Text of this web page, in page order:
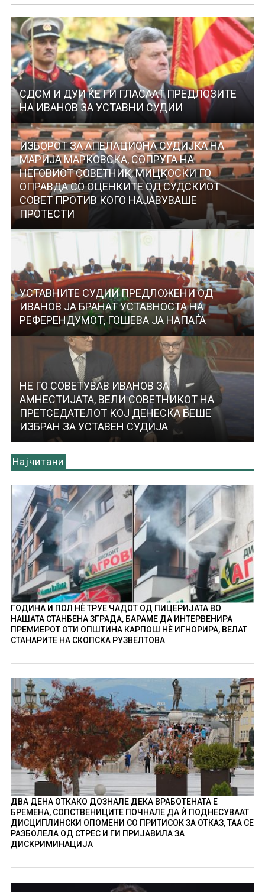
СДСМ И ДУИ ЌЕ ГИ ГЛАСААТ ПРЕДЛОЗИТЕ
НА ИВАНОВ ЗА УСТАВНИ СУДИИ
ИЗБОРОТ ЗА АПЕЛАЦИОНА СУДИЈКА НА
МАРИЈА МАРКОВСКА, СОПРУГА НА
НЕГОВИОТ СОВЕТНИК, МИЦКОСКИ ГО
ОПРАВДА СО ОЦЕНКИТЕ ОД СУДСКИОТ
СОВЕТ ПРОТИВ КОГО НАЈАВУВАШЕ
ПРОТЕСТИ
УСТАВНИТЕ СУДИИ ПРЕДЛОЖЕНИ ОД
ИВАНОВ ЈА БРАНАТ УСТАВНОСТА НА
РЕФЕРЕНДУМОТ, ГОШЕВА ЈА НАПАЃА
НЕ ГО СОВЕТУВАВ ИВАНОВ ЗА
АМНЕСТИЈАТА, ВЕЛИ СОВЕТНИКОТ НА
ПРЕТСЕДАТЕЛОТ КОЈ ДЕНЕСКА БЕШЕ
ИЗБРАН ЗА УСТАВЕН СУДИЈА
Најчитани
ГОДИНА И ПОЛ НÈ ТРУЕ ЧАДОТ ОД ПИЦЕРИЈАТА ВО
НАШАТА СТАНБЕНА ЗГРАДА, БАРАМЕ ДА ИНТЕРВЕНИРА
ПРЕМИЕРОТ ОТИ ОПШТИНА КАРПОШ НÈ ИГНОРИРА, ВЕЛАТ
СТАНАРИТЕ НА СКОПСКА РУЗВЕЛТОВА
ДВА ДЕНА ОТКАКО ДОЗНАЛЕ ДЕКА ВРАБОТЕНАТА Е
БРЕМЕНА, СОПСТВЕНИЦИТЕ ПОЧНАЛЕ ДА Ѝ ПОДНЕСУВААТ
ДИСЦИПЛИНСКИ ОПОМЕНИ СО ПРИТИСОК ЗА ОТКАЗ, ТАА СЕ
РАЗБОЛЕЛА ОД СТРЕС И ГИ ПРИЈАВИЛА ЗА
ДИСКРИМИНАЦИЈА